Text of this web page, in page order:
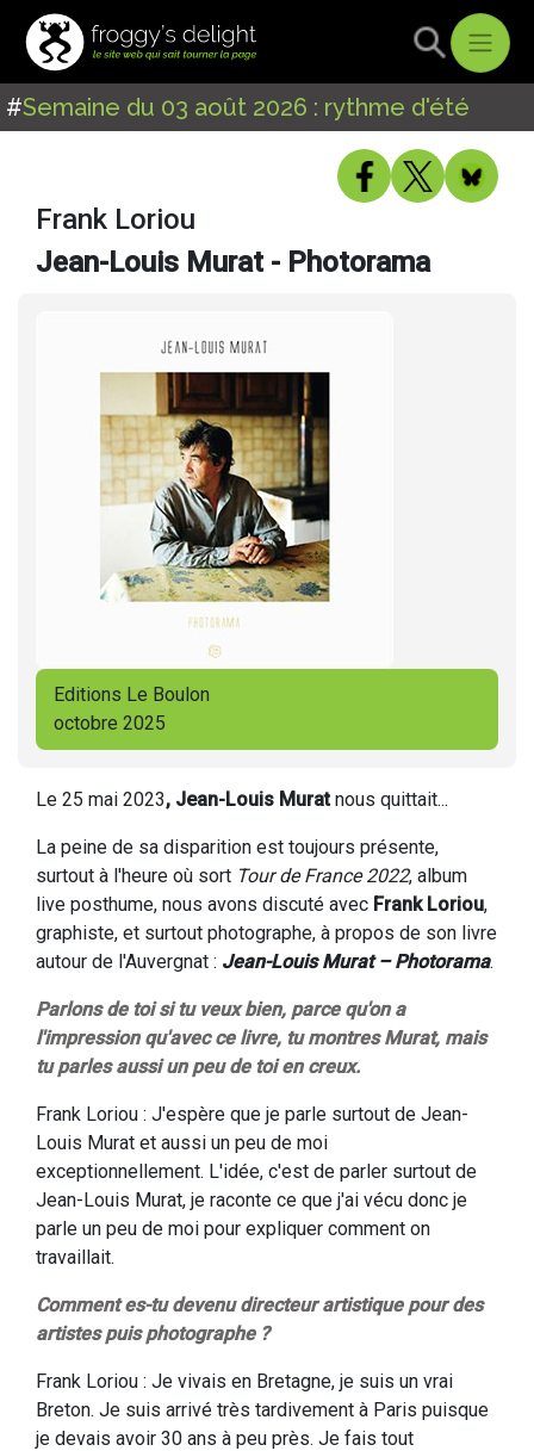
#Semaine du 03 août 2026 : rythme d'été
Frank Loriou
Jean-Louis Murat - Photorama
Editions Le Boulon
octobre 2025
Le 25 mai 2023, Jean-Louis Muratnous quittait...
La peine de sa disparition est toujours présente,
surtout à l'heure où sort Tour de France 2022, album
live posthume, nous avons discuté avec Frank Loriou,
graphiste, et surtout photographe, à propos de son livre
autour de l'Auvergnat : Jean-Louis Murat – Photorama.
Parlons de toi si tu veux bien, parce qu'on a
l'impression qu'avec ce livre, tu montres Murat, mais
tu parles aussi un peu de toi en creux.
Frank Loriou : J'espère que je parle surtout de Jean-
Louis Murat et aussi un peu de moi
exceptionnellement. L'idée, c'est de parler surtout de
Jean-Louis Murat, je raconte ce que j'ai vécu donc je
parle un peu de moi pour expliquer comment on
travaillait.
Comment es-tu devenu directeur artistique pour des
artistes puis photographe ?
Frank Loriou : Je vivais en Bretagne, je suis un vrai
Breton. Je suis arrivé très tardivement à Paris puisque
je devais avoir 30 ans à peu près. Je fais tout